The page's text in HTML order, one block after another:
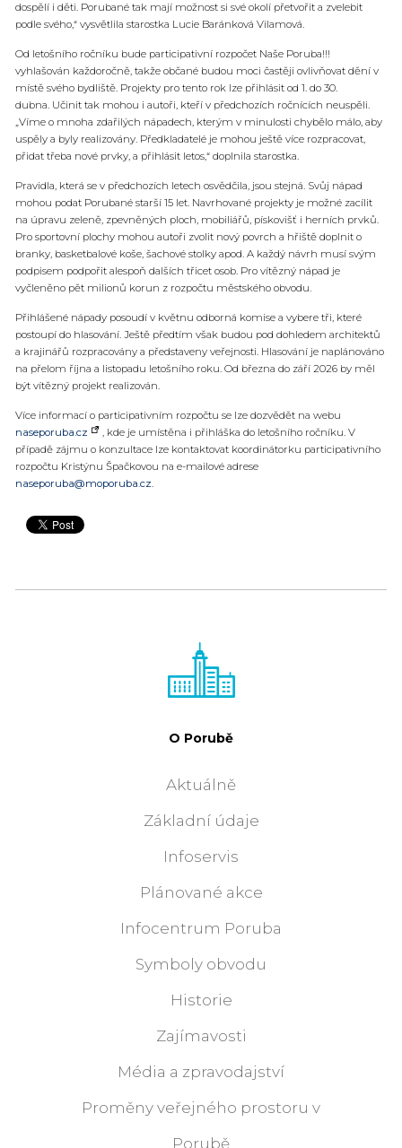
dospělí i děti. Porubané tak mají možnost si své okolí přetvořit a zvelebit
podle svého,“ vysvětlila starostka Lucie Baránková Vilamová.
Od letošního ročníku bude participativní rozpočet Naše Poruba!!!
vyhlašován každoročně, takže občané budou moci častěji ovlivňovat dění v
místě svého bydliště. Projekty pro tento rok lze přihlásit od 1. do 30.
dubna. Učinit tak mohou i autoři, kteří v předchozích ročnících neuspěli.
„Víme o mnoha zdařilých nápadech, kterým v minulosti chybělo málo, aby
uspěly a byly realizovány. Předkladatelé je mohou ještě více rozpracovat,
přidat třeba nové prvky, a přihlásit letos,“ doplnila starostka.
Pravidla, která se v předchozích letech osvědčila, jsou stejná. Svůj nápad
mohou podat Porubané starší 15 let. Navrhované projekty je možné zacílit
na úpravu zeleně, zpevněných ploch, mobiliářů, pískovišť i herních prvků.
Pro sportovní plochy mohou autoři zvolit nový povrch a hřiště doplnit o
branky, basketbalové koše, šachové stolky apod. A každý návrh musí svým
podpisem podpořit alespoň dalších třicet osob. Pro vítězný nápad je
vyčleněno pět milionů korun z rozpočtu městského obvodu.
Přihlášené nápady posoudí v květnu odborná komise a vybere tři, které
postoupí do hlasování. Ještě předtím však budou pod dohledem architektů
a krajinářů rozpracovány a představeny veřejnosti. Hlasování je naplánováno
na přelom října a listopadu letošního roku. Od března do září 2026 by měl
být vítězný projekt realizován.
Více informací o participativním rozpočtu se lze dozvědět na webu
naseporuba.cz
, kde je umístěna i přihláška do letošního ročníku. V
případě zájmu o konzultace lze kontaktovat koordinátorku participativního
rozpočtu Kristýnu Špačkovou na e-mailové adrese
naseporuba@moporuba.cz
O Porubě
Aktuálně
Základní údaje
Infoservis
Plánované akce
Infocentrum Poruba
Symboly obvodu
Historie
Zajímavosti
Média a zpravodajství
Proměny veřejného prostoru v
Porubě